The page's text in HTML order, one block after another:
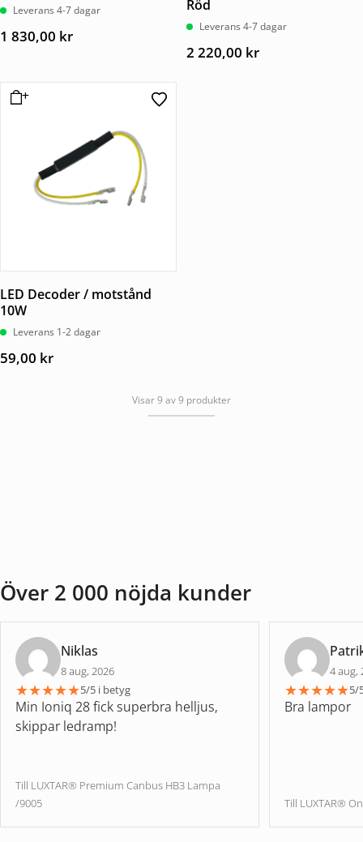
Leverans 4-7 dagar
1 830,00 kr
Röd
Leverans 4-7 dagar
2 220,00 kr
LED Decoder / motstånd
10W
Leverans 1-2 dagar
59,00 kr
Visar 9 av 9 produkter
Över 2 000 nöjda kunder
Niklas
8 aug, 2026
★★★★★5/5 i betyg
Min Ioniq 28 fick superbra helljus,
skippar ledramp!
Till LUXTAR® Premium Canbus HB3 Lampa
/9005
4 aug,
★★★★★5/
Bra lampor
Till LUXTAR®